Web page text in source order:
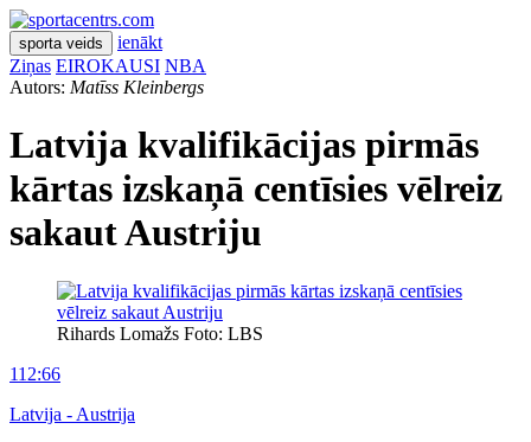
sporta veids
ienākt
Ziņas EIROKAUSI NBA
Autors: Matīss Kleinbergs
Latvija kvalifikācijas pirmās
kārtas izskaņā centīsies vēlreiz
sakaut Austriju
Rihards Lomažs Foto: LBS
112:66
Latvija - Austrija